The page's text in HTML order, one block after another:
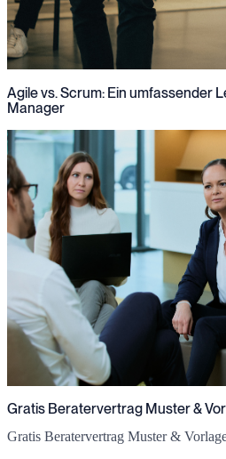
Agile vs. Scrum: Ein umfassender
Manager
Gratis Beratervertrag Muster &
Gratis Beratervertrag Muster &